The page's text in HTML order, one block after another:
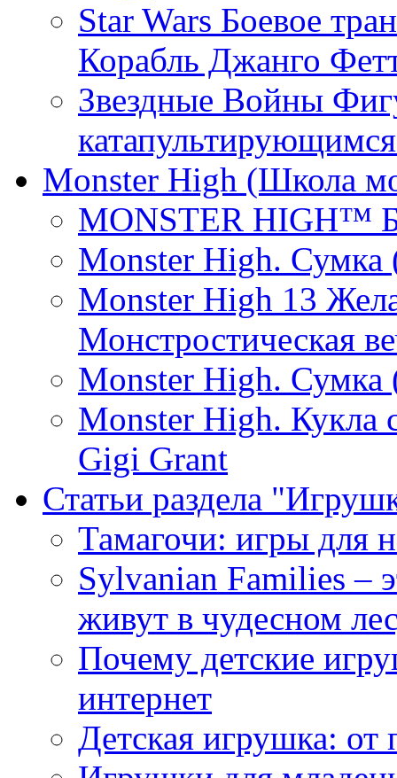
Star Wars Боевое
Корабль Джанго
Звездные Войны
Monster High (Школа
MONSTER HIGH™
Monster High. Сумка
Monster High 13
Монстростическая
Monster High. Сумка
Monster High.
Gigi Grant
Статьи раздела
Тамагочи: игры для
Sylvanian Families –
живут в чудесном
Почему детские
интернет
Детская игрушка: от